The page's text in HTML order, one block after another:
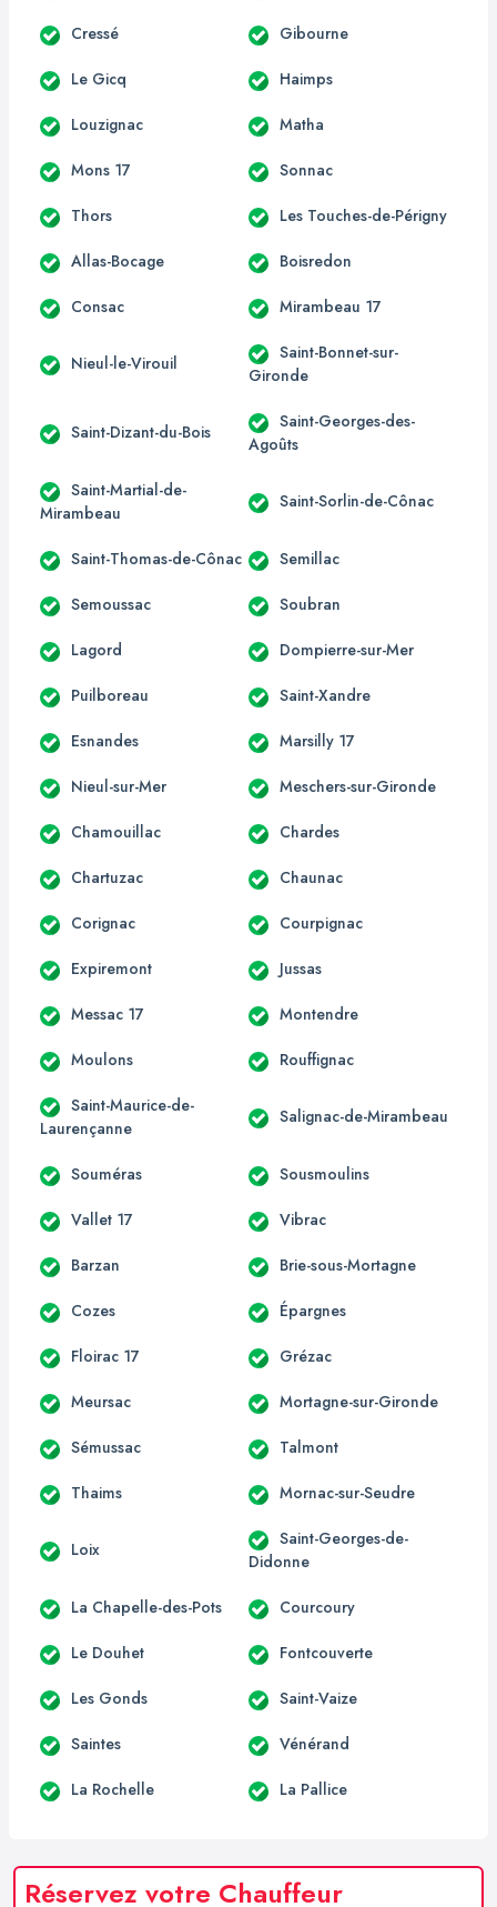
Cressé Gibourne
Le Gicq Haimps
Louzignac Matha
Mons 17 Sonnac
Thors Les Touches-de-Périgny
Allas-Bocage Boisredon
Consac Mirambeau 17
Nieul-le-Virouil
Saint-Bonnet-sur-
Gironde
Saint-Dizant-du-Bois
Saint-Georges-des-
Agoûts
Saint-Martial-de-
Mirambeau
Saint-Sorlin-de-Cônac
Saint-Thomas-de-Cônac Semillac
Semoussac Soubran
Lagord Dompierre-sur-Mer
Puilboreau Saint-Xandre
Esnandes Marsilly 17
Nieul-sur-Mer Meschers-sur-Gironde
Chamouillac Chardes
Chartuzac Chaunac
Corignac Courpignac
Expiremont Jussas
Messac 17 Montendre
Moulons Rouffignac
Saint-Maurice-de-
Laurençanne
Salignac-de-Mirambeau
Souméras Sousmoulins
Vallet 17 Vibrac
Barzan Brie-sous-Mortagne
Cozes Épargnes
Floirac 17 Grézac
Meursac Mortagne-sur-Gironde
Sémussac Talmont
Thaims Mornac-sur-Seudre
Loix
Saint-Georges-de-
Didonne
La Chapelle-des-Pots Courcoury
Le Douhet Fontcouverte
Les Gonds Saint-Vaize
Saintes Vénérand
La Rochelle La Pallice
Réservez votre Chauffeur